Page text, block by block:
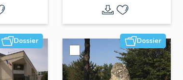
Dossier Dossier